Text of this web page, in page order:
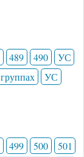
489 490
УС
УС
499 500
501